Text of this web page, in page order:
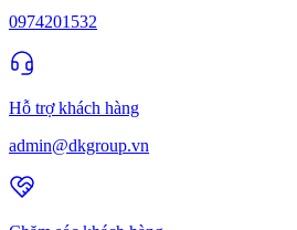
0974201532
Hỗ trợ khách hàng
admin@dkgroup.vn